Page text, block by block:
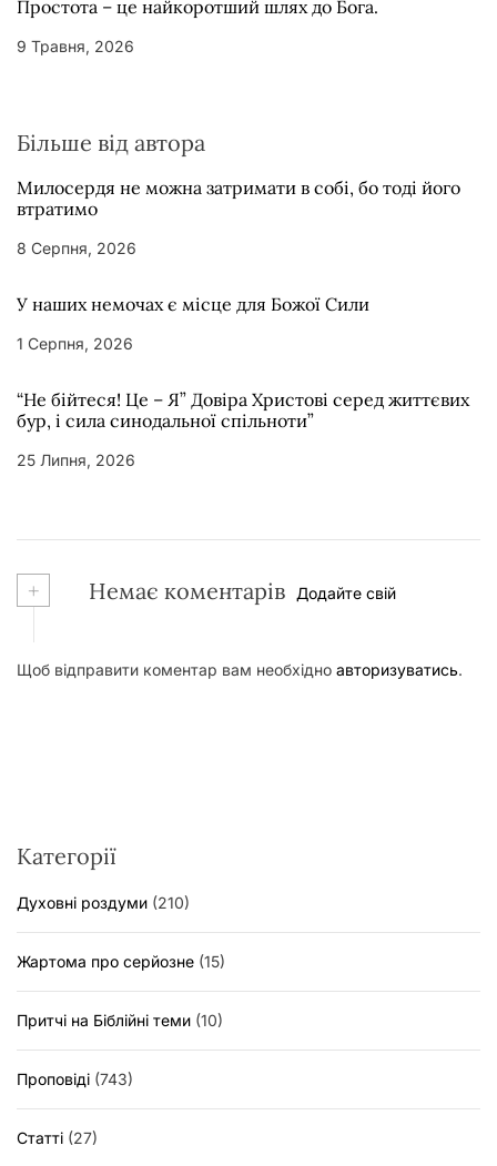
Простота – це найкоротший шлях до Бога.
9 Травня, 2026
Більше від автора
Милосердя не можна затримати в собі, бо тоді його
втратимо
8 Серпня, 2026
У наших немочах є місце для Божої Сили
1 Серпня, 2026
“Не бійтеся! Це – Я” Довіра Христові серед життєвих
бур, і сила синодальної спільноти”
25 Липня, 2026
+ Немає коментарів Додайте свій
Щоб відправити коментар вам необхідно авторизуватись.
Категорії
Духовні роздуми (210)
Жартома про серйозне (15)
Притчі на Біблійні теми (10)
Проповіді (743)
Статті (27)